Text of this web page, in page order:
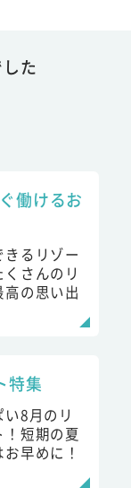
た
働けるお
るリゾー
くさんのリ
の思い出
特集
8月のリ
！短期の夏
早めに！